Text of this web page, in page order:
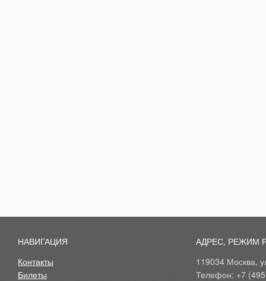
НАВИГАЦИЯ
Контакты
Билеты
АДРЕС, РЕЖИМ
119034 Москва,
Телефон: +7